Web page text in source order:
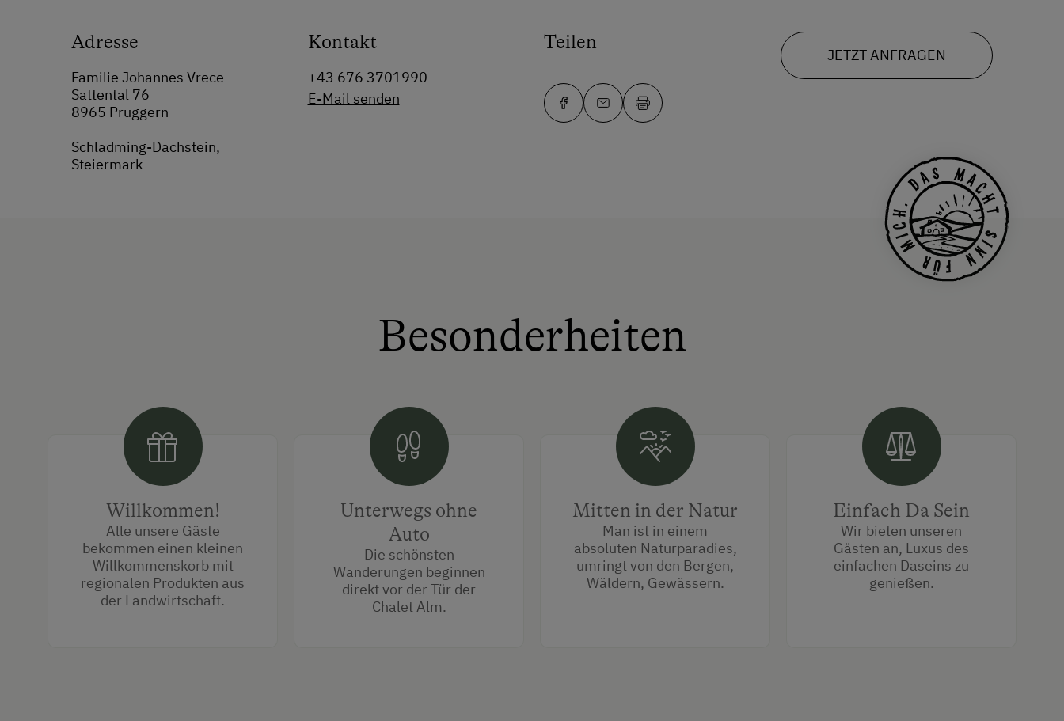
Adresse
Familie Johannes Vrece
Sattental 76
8965 Pruggern
Schladming-Dachstein,
Steiermark
Kontakt
+43 676 3701990
E-Mail senden
Teilen
JETZT ANFRAGEN
Besonderheiten
Willkommen!
Alle unsere Gäste
bekommen einen kleinen
Willkommenskorb mit
regionalen Produkten aus
der Landwirtschaft.
Unterwegs ohne
Auto
Die schönsten
Wanderungen beginnen
direkt vor der Tür der
Chalet Alm.
Mitten in der Natur
Man ist in einem
absoluten Naturparadies,
umringt von den Bergen,
Wäldern, Gewässern.
Einfach Da Sein
Wir bieten unseren
Gästen an, Luxus des
einfachen Daseins zu
genießen.